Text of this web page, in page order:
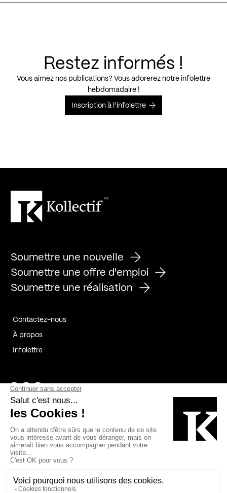
Restez informés !
Vous aimez nos publications? Vous adorerez notre infolettre
hebdomadaire !
Inscription à l’infolettre
Soumettre une nouvelle
Soumettre une offre d'emploi
Soumettre une réalisation
Contactez-nous
À propos
Infolettre
Page Facebook de Kollectif
Page Instagram de Kollectif
Page Linkedin de Kollectif
Bâtiment-Durable-Québec-1
Esquisses-1
MP-1 v2com-1